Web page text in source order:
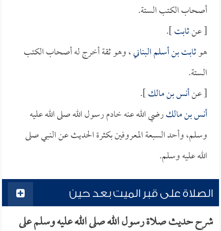
أصحاب الكتب الستة.
[ عنثابت].
هوثابت بن أسلم البناني، وهو ثقة أخرج له أصحاب الكتب
الستة.
[ عنأنس بن مالك].
أنس بن مالكرضي الله عنه خادم رسول الله صلى الله عليه
وسلم، وأحد السبعة المعروفين بكثرة الحديث عن النبي صلى
الله عليه وسلم.
الصلاة على قبر الميت بعد حين
شرح حديث صلاة رسول الله صلى الله عليه وسلم على